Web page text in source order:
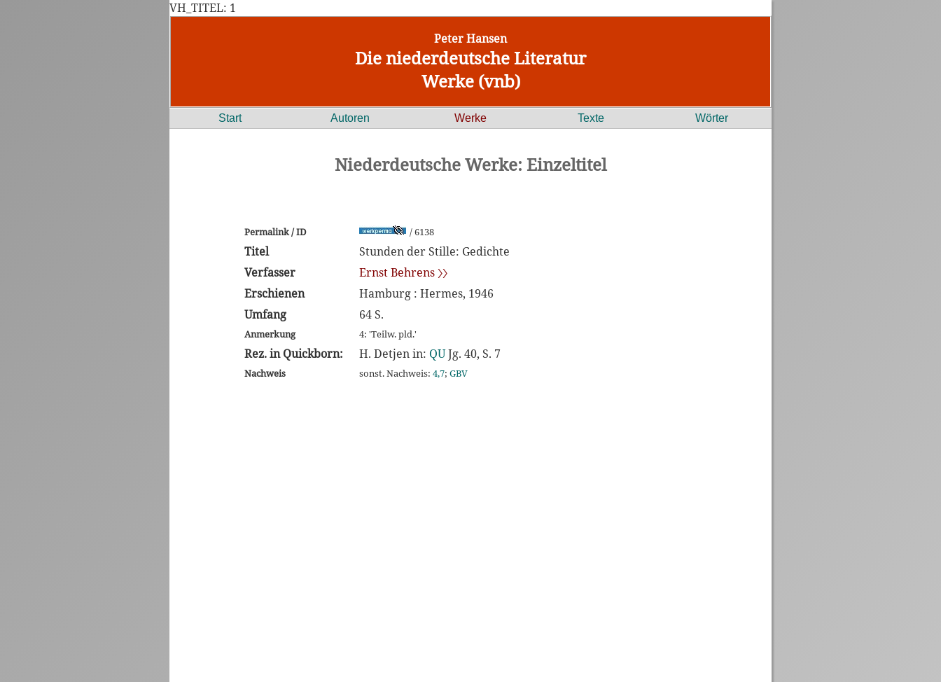
VH_TITEL: 1
Peter Hansen
Die niederdeutsche Literatur
Werke (vnb)
Start Autoren Werke Texte Wörter
Niederdeutsche Werke: Einzeltitel
Permalink / ID / 6138
Titel
Stunden der Stille: Gedichte
Verfasser
Ernst Behrens 〉〉
Erschienen
Hamburg : Hermes, 1946
Umfang
64 S.
Anmerkung 4: 'Teilw. pld.'
Rez. in Quickborn: H. Detjen in: QUJg. 40, S. 7
Nachweis sonst. Nachweis: 4,7; GBV